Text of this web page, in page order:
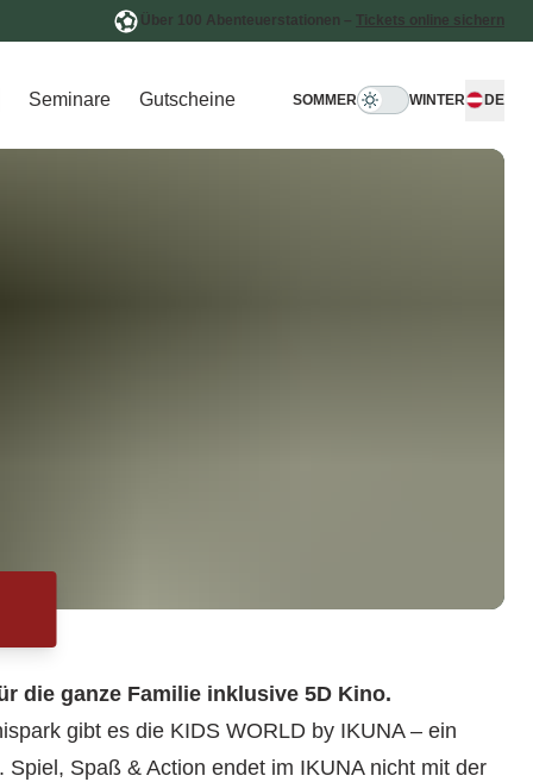
Über 100 Abenteuerstationen – Tickets online sichern
Seminare Gutscheine SOMMER WINTER DE
die ganze Familie inklusive 5D Kino.
gibt es die KIDS WORLD by IKUNA – ein
Spiel, Spaß & Action endet im IKUNA nicht mit der